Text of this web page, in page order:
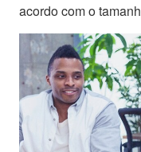
acordo com o